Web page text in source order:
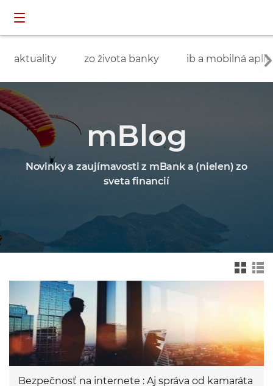
aktuality zo života banky ib a mobilná
mBlog
Novinky a zaujímavosti z mBank a (nielen) zo
sveta financií
widok drz
ewa
felkowy
Bezpečnosť na internete : Aj správa od kamaráta